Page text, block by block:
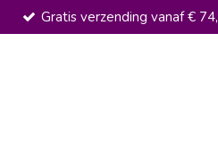
Gratis verzending vanaf €